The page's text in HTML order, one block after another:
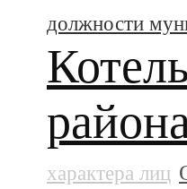
должности
характера лиц